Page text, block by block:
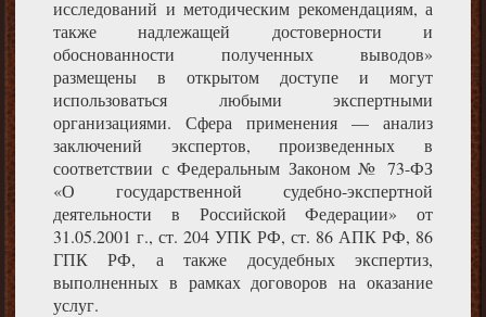
исследований и методическим рекомендациям, а
также надлежащей достоверности и
обоснованности полученных выводов»
размещены в открытом доступе и могут
использоваться любыми экспертными
организациями. Сфера применения — анализ
заключений экспертов, произведенных в
соответствии с Федеральным Законом № 73-ФЗ
«О государственной судебно-экспертной
деятельности в Российской Федерации» от
31.05.2001 г., ст. 204 УПК РФ, ст. 86 АПК РФ, 86
ГПК РФ, а также досудебных экспертиз,
выполненных в рамках договоров на оказание
услуг.